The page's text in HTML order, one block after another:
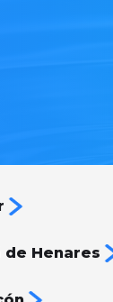
de Henares